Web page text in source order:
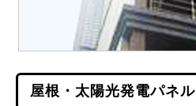
屋根・太陽光発電パネル